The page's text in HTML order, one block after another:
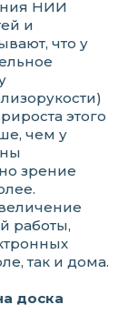
НИИ
и
что у
этого
чем у
зрение
работы,
так и дома.
доска